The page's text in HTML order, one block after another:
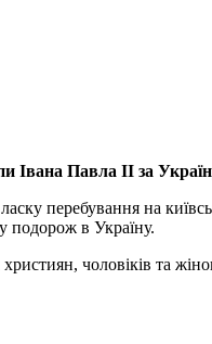
Івана Павла ІІ за
перебування на
подорож в Україну.
чоловіків та